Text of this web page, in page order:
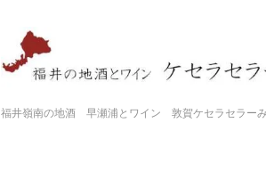
福井嶺南の地酒 早瀬浦とワイン 敦賀ケセラセラー